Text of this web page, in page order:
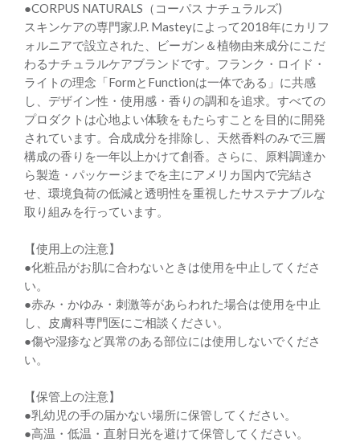
●CORPUS NATURALS（コーパス ナチュラルズ)
スキンケアの専門家J.P. Masteyによって2018年にカリフ
ォルニアで設立された、ビーガン＆植物由来成分にこだ
わるナチュラルケアブランドです。フランク・ロイド・
ライトの理念「FormとFunctionは一体である」に共感
し、デザイン性・使用感・香りの調和を追求。すべての
プロダクトは心地よい体験をもたらすことを目的に開発
されています。合成成分を排除し、天然香料のみで三層
構成の香りを一年以上かけて創香。さらに、原料調達か
ら製造・パッケージまでを主にアメリカ国内で完結さ
せ、環境負荷の低減と透明性を重視したサステナブルな
取り組みを行っています。
【使用上の注意】
●化粧品がお肌に合わないときは使用を中止してくださ
い。
●赤み・かゆみ・刺激等があらわれた場合は使用を中止
し、皮膚科専門医にご相談ください。
●傷や湿疹など異常のある部位には使用しないでくださ
い。
【保管上の注意】
●乳幼児の手の届かない場所に保管してください。
●高温・低温・直射日光を避けて保管してください。